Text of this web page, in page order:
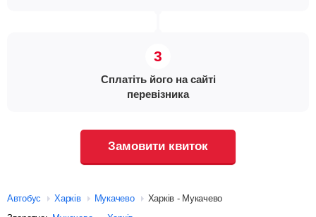
Сплатіть його на сайті
перевізника
Замовити квиток
Автобус Харків Мукачево
Харків - Мукачево